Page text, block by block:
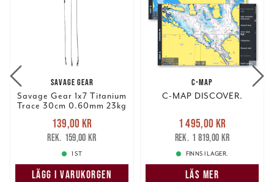
SAVAGE GEAR
Savage Gear 1x7 Titanium
Trace 30cm 0.60mm 23kg
Nuvarande pris
139,00 krTidigare pris
159,00 kr
139,00 kr
159,00 kr
1 ST
LÄGG I VARUKORGEN
C-MAP
C-MAP DISCOVER.
Nuvarande pris
1 495,00 krTidigare pris
1 819,00 kr
1 495,00 kr
1 819,00 kr
FINNS I LAGER.
LÄS MER